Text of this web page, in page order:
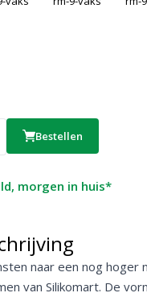
Bestellen
morgen in huis*
naar een nog hoger
van Silikomart. De